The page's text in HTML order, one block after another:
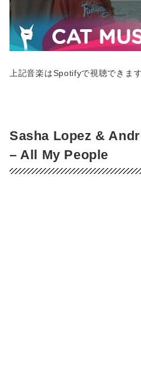
上記音楽はSpotifyで視聴できます
Sasha Lopez &
– All My People